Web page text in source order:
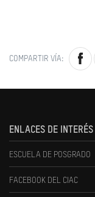
COMPARTIR VÍA:
ENLACES DE INTERÉS
ESCUELA DE POSGRADO
FACEBOOK DEL CIAC